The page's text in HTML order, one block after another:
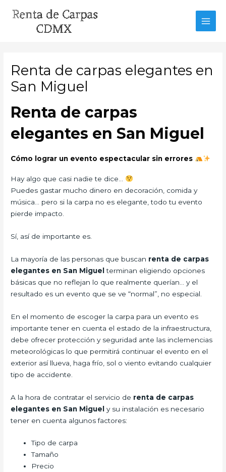
Renta de carpas elegantes en
San Miguel
Renta de carpas
elegantes en San Miguel
Cómo lograr un evento espectacular sin errores
Hay algo que casi nadie te dice…
Puedes gastar mucho dinero en decoración, comida y
música… pero si la carpa no es elegante, todo tu evento
pierde impacto.
Sí, así de importante es.
La mayoría de las personas que buscan renta de carpas
elegantes en San Miguelterminan eligiendo opciones
básicas que no reflejan lo que realmente querían… y el
resultado es un evento que se ve “normal”, no especial.
En el momento de escoger la carpa para un evento es
importante tener en cuenta el estado de la infraestructura,
debe ofrecer protección y seguridad ante las inclemencias
meteorológicas lo que permitirá continuar el evento en el
exterior así llueva, haga frío, sol o viento evitando cualquier
tipo de accidente.
A la hora de contratar el servicio de renta de carpas
elegantes en San Miguel y su instalación es necesario
tener en cuenta algunos factores:
Tipo de carpa
Tamaño
Precio